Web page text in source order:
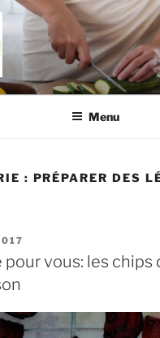
SAIN
c'est facile!
Menu
: PRÉPARER DES
pour vous: les